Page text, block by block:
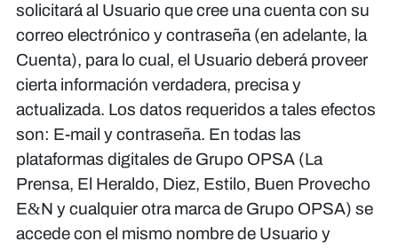
solicitará al Usuario que cree una cuenta con su
correo electrónico y contraseña (en adelante, la
Cuenta), para lo cual, el Usuario deberá proveer
cierta información verdadera, precisa y
actualizada. Los datos requeridos a tales efectos
son: E-mail y contraseña. En todas las
plataformas digitales de Grupo OPSA (La
Prensa, El Heraldo, Diez, Estilo, Buen Provecho
E&N y cualquier otra marca de Grupo OPSA) se
accede con el mismo nombre de Usuario y